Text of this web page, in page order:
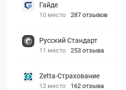
Гайде
10 место 287 отзывов
Русский Стандарт
11 место 253 отзыва
Zetta-Страхование
12 место 162 отзыва